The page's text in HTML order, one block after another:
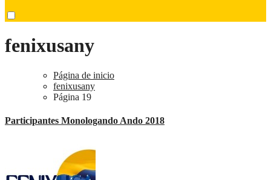
fenixusany
Página de inicio
fenixusany
Página 19
Participantes Monologando Ando 2018